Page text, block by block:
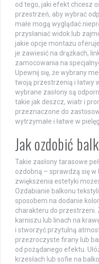
od tego, jaki efekt chcesz
przestrzeń, aby wybrać
małe mogą wyglądać
przysłaniać widok lub
jakie opcje montażu
je zawiesić na drążkach,
zamocowania na
Upewnij się, że wybrany
twoją przestrzenią i łatwy
wybrane zasłony są
takie jak deszcz, wiatr i
przeznaczone do
wytrzymałe i łatwe w
Jak ozdobić
Takie zasłony tarasowe
ozdobną – sprawdzą się w
zwiększenia estetyki
Ozdabianie balkonu
sposobem na dodanie
charakteru do przestrzeni.
karniszu lub linach na
i stworzyć przytulną
przezroczyste firany lub
od pożądanego efektu.
krzesłach lub sofie na